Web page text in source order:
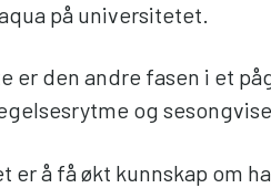
på universitetet.
er den andre fasen i et
og
er å få økt kunnskap om